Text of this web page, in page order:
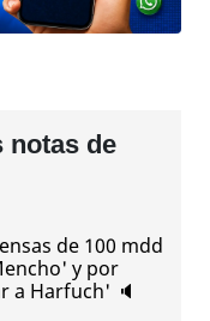
notas de
de 100 mdd
y por
a Harfuch' 🔈